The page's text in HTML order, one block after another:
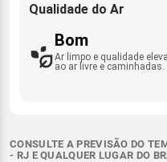
Qualidade do Ar
Bom
Ar limpo e qualidade
ao ar livre e caminhadas.
CONSULTE A PREVISÃO DO
- RJ E QUALQUER LUGAR DO